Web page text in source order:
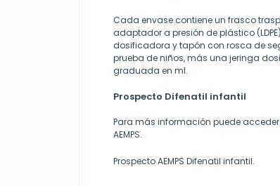
Cada envase contiene un frasco
adaptador a presión de plástico
dosificadora y tapón con rosca de
prueba de niños, más una jeringa
graduada en ml.
Prospecto Difenatil infantil
Para más información puede
AEMPS.
Prospecto AEMPS Difenatil infantil.